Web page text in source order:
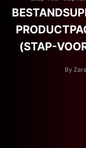
(STAP-
By